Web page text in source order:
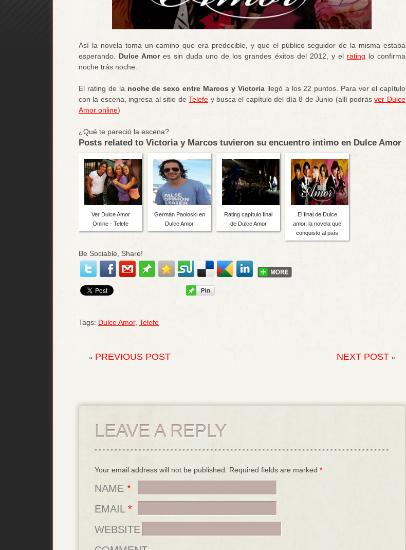
Así la novela toma un camino que era predecible, y que el público seguidor de la misma estaba
esperando. Dulce Amores sin duda uno de los grandes éxitos del 2012, y el rating lo confirma
noche trás noche.
El rating de la noche de sexo entre Marcos y Victoriallegó a los 22 puntos. Para ver el capítulo
con la escena, ingresa al sitio deTelefe y busca el capítulo del día 8 de Junio (allí podrásver Dulce
Amor online)
¿Qué te pareció la escena?
Posts related to Victoria y Marcos tuvieron su encuentro intimo en Dulce Amor
Ver Dulce Amor
Online - Telefe
Germán Paoloski en
Dulce Amor
Rating capítulo final
de Dulce Amor
El final de Dulce
amor, la novela que
conquisto al país
Be Sociable, Share!
Tags: Dulce Amor, Telefe
« PREVIOUS POST NEXT POST»
LEAVE A REPLY
Your email address will not be published. Required fields are marked *
NAME *
EMAIL *
WEBSITE